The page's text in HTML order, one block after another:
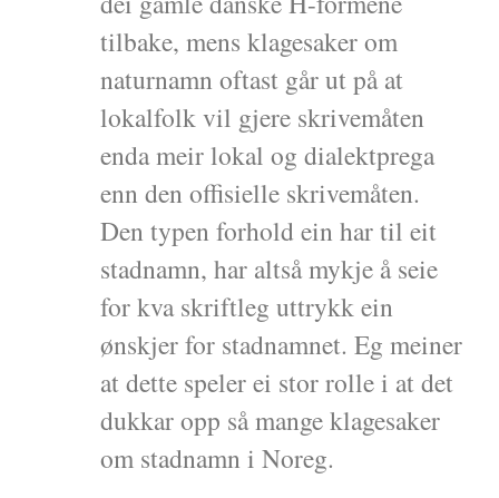
tilbake, mens klagesaker om
naturnamn oftast går ut på at
lokalfolk vil gjere skrivemåten
enda meir lokal og dialektprega
enn den offisielle skrivemåten.
Den typen forhold ein har til eit
stadnamn, har altså mykje å seie
for kva skriftleg uttrykk ein
ønskjer for stadnamnet. Eg meiner
at dette speler ei stor rolle i at det
dukkar opp så mange klagesaker
om stadnamn i Noreg.